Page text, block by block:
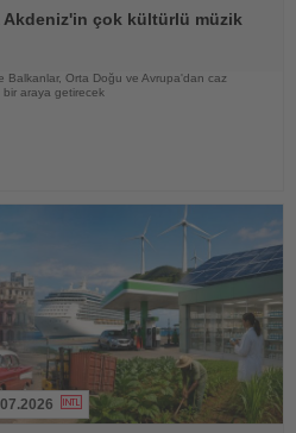
Akdeniz'in çok kültürlü müzik
Balkanlar, Orta Doğu ve Avrupa'dan caz
bir araya getirecek